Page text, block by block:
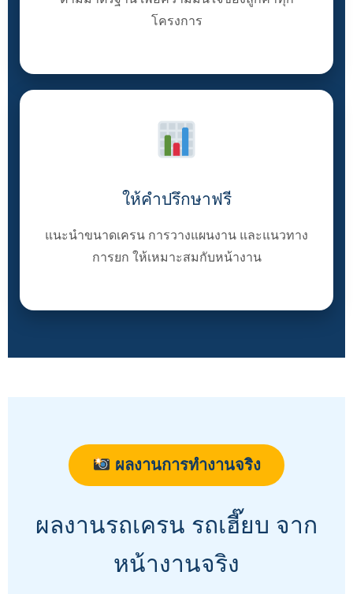
โครงการ
ให้คำปรึกษาฟรี
แนะนำขนาดเครน การวางแผนงาน และแนวทาง
การยก ให้เหมาะสมกับหน้างาน
ผลงานการทำงานจริง
ผลงานรถเครน รถเฮี๊ยบ จาก
หน้างานจริง